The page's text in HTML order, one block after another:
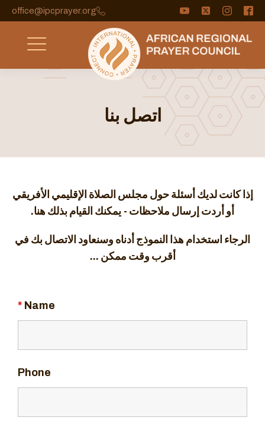
office@ipcprayer.org
اتصل بنا
إذا كانت لديك أسئلة حول مجلس الصلاة الإقليمي الأفريقي
أو أردت إرسال ملاحظات - يمكنك القيام بذلك هنا.
الرجاء استخدام هذا النموذج أدناه وسنعاود الاتصال بك في
أقرب وقت ممكن ...
Name
*
Phone